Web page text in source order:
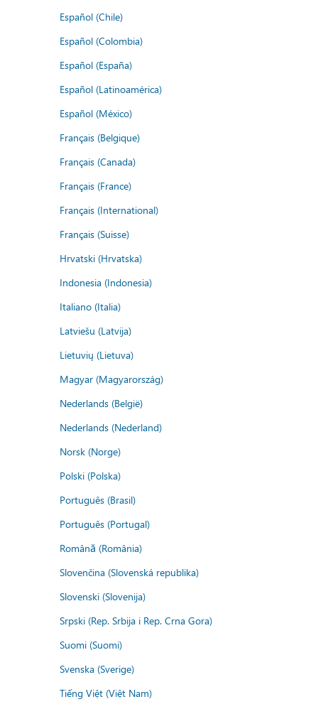
Español (Chile)
Español (Colombia)
Español (España)
Español (Latinoamérica)
Español (México)
Français (Belgique)
Français (Canada)
Français (France)
Français (International)
Français (Suisse)
Hrvatski (Hrvatska)
Indonesia (Indonesia)
Italiano (Italia)
Latviešu (Latvija)
Lietuvių (Lietuva)
Magyar (Magyarország)
Nederlands (België)
Nederlands (Nederland)
Norsk (Norge)
Polski (Polska)
Português (Brasil)
Português (Portugal)
Română (România)
Slovenčina (Slovenská republika)
Slovenski (Slovenija)
Srpski (Rep. Srbija i Rep. Crna Gora)
Suomi (Suomi)
Svenska (Sverige)
Tiếng Việt (Việt Nam)